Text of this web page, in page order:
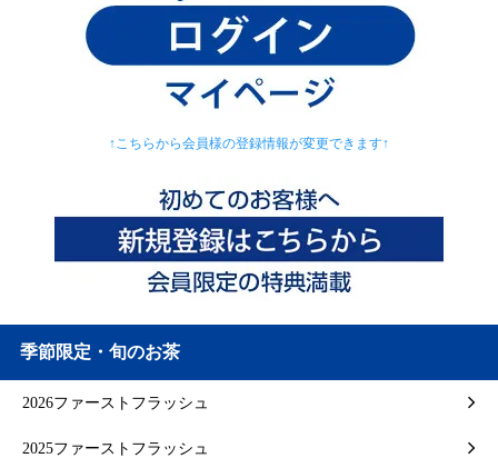
↑こちらから会員様の登録情報が変更できます↑
季節限定・旬のお茶
2026ファーストフラッシュ
2025ファーストフラッシュ